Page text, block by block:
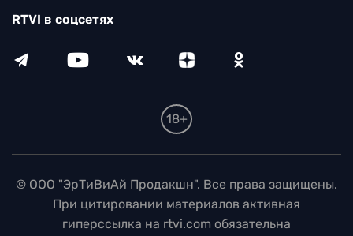
RTVI в соцсетях
18+
© ООО "ЭрТиВиАй Продакшн". Все права защищены.
При цитировании материалов активная
гиперссылка на rtvi.com обязательна